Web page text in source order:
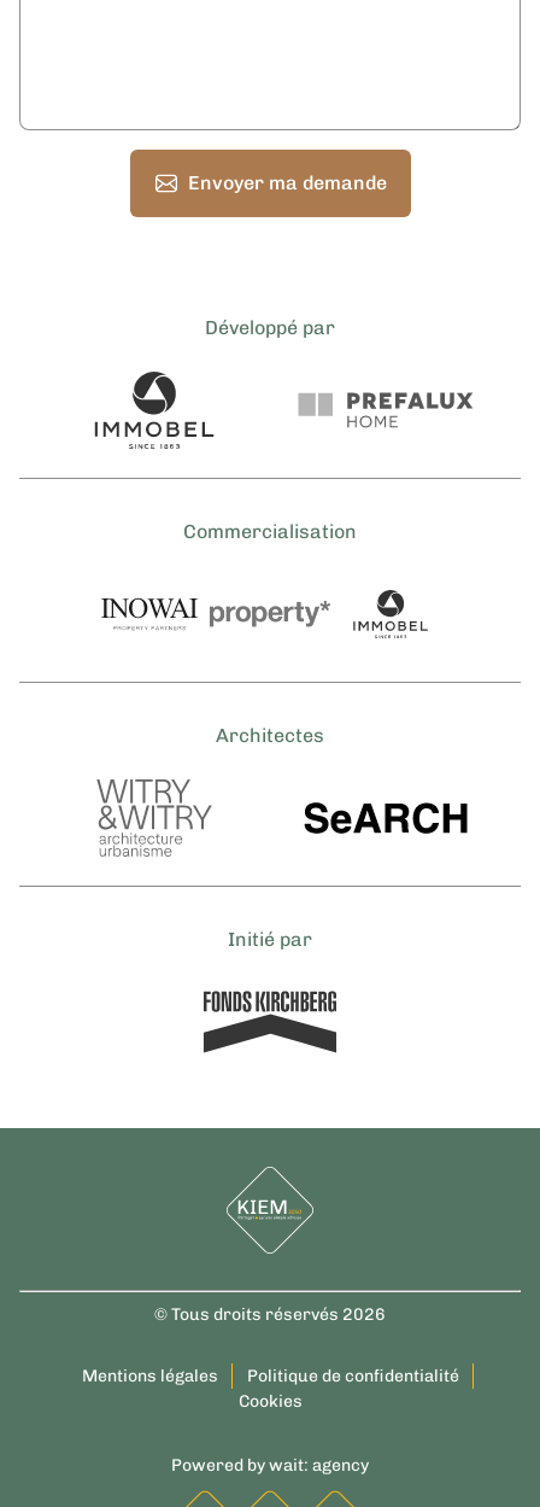
Envoyer ma demande
Développé par
Commercialisation
Architectes
Initié par
© Tous droits réservés 2026
Mentions légales
Politique de confidentialité
Cookies
Powered bywait: agency